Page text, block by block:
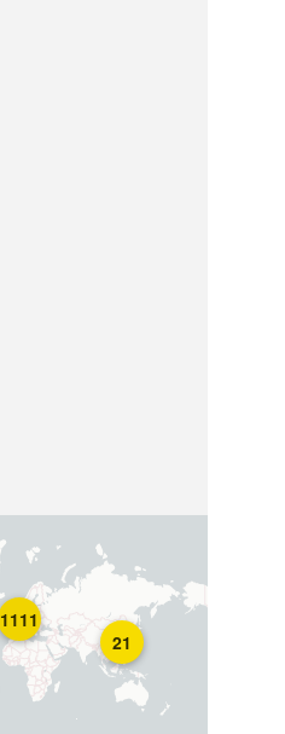
21
1111